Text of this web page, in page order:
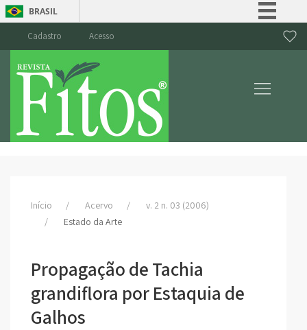
BRASIL
Canais
Cadastro Acesso
Início Acervo
v. 2 n. 03 (2006)
Estado da Arte
Propagação de Tachia
grandiflora por Estaquia de
Galhos